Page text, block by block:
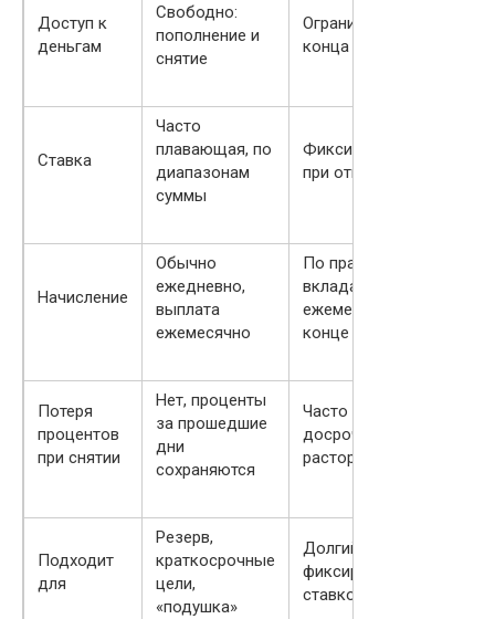
Доступ к
деньгам
Свободно:
пополнение и
снятие
Ограничен до
конца срока
Ставка
Часто
плавающая, по
диапазонам
суммы
Фиксируется
при открытии
Начисление
Обычно
ежедневно,
выплата
ежемесячно
По правилам
вклада:
ежемесячно/в
конце срока
Потеря
процентов
при снятии
Нет, проценты
за прошедшие
дни
сохраняются
Часто да, при
досрочном
расторжении
Подходит
для
Резерв,
краткосрочные
цели,
«подушка»
Долгий срок с
фиксированной
ставкой